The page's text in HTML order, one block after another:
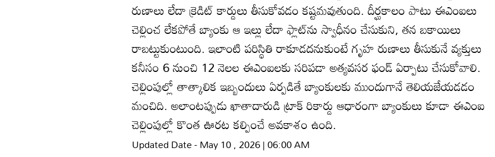
రుణాలు లేదా క్రెడిట్‌ కార్డులు తీసుకోవడం కష్టమవుతుంది. దీర్ఘకాలం పాటు ఈఎంఐలు
చెల్లించ లేకపోతే బ్యాంకు ఆ ఇల్లు లేదా ఫ్లాట్‌ను స్వాధీనం చేసుకుని, తన బకాయిలు
రాబట్టుకుంటుంది. ఇలాంటి పరిస్థితి రాకూడదనుకుంటే గృహ రుణాలు తీసుకునే వ్యక్తులు
కనీసం 6 నుంచి 12 నెలల ఈఎంఐలకు సరిపడా అత్యవసర ఫండ్‌ ఏర్పాటు చేసుకోవాలి.
చెల్లింపుల్లో తాత్కాలిక ఇబ్బందులు ఏర్పడితే బ్యాంకులకు ముందుగానే తెలియజేయడడం
మంచిది. అలాంటప్పుడు ఖాతాదారుడి ట్రాక్‌ రికార్డు ఆధారంగా బ్యాంకులు కూడా ఈఎంఐ
చెల్లింపుల్లో కొంత ఊరట కల్పించే అవకాశం ఉంది.
Updated Date - May 10 , 2026 | 06:00 AM